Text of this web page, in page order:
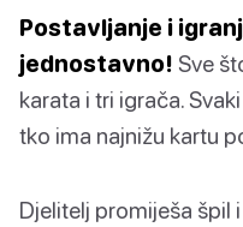
Postavljanje i
jednostavno! Sve
karata i tri igrača.
tko ima najnižu kartu
Djelitelj promiješa špil